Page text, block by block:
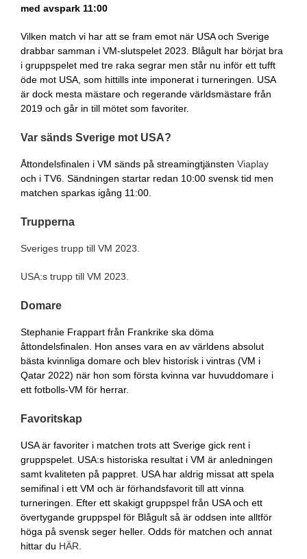
med avspark 11:00
Vilken match vi har att se fram emot när USA och Sverige
drabbar samman i VM-slutspelet 2023. Blågult har börjat bra
i gruppspelet med tre raka segrar men står nu inför ett tufft
öde mot USA, som hittills inte imponerat i turneringen. USA
är dock mesta mästare och regerande världsmästare från
2019 och går in till mötet som favoriter.
Var sänds Sverige mot USA?
Åttondelsfinalen i VM sänds på streamingtjänsten Viaplay
och i TV6. Sändningen startar redan 10:00 svensk tid men
matchen sparkas igång 11:00.
Trupperna
Sveriges trupp till VM 2023.
USA:s trupp till VM 2023.
Domare
Stephanie Frappart från Frankrike ska döma
åttondelsfinalen. Hon anses vara en av världens absolut
bästa kvinnliga domare och blev historisk i vintras (VM i
Qatar 2022) när hon som första kvinna var huvuddomare i
ett fotbolls-VM för herrar.
Favoritskap
USA är favoriter i matchen trots att Sverige gick rent i
gruppspelet. USA:s historiska resultat i VM är anledningen
samt kvaliteten på pappret. USA har aldrig missat att spela
semifinal i ett VM och är förhandsfavorit till att vinna
turneringen. Efter ett skakigt gruppspel från USA och ett
övertygande gruppspel för Blågult så är oddsen inte alltför
höga på svensk seger heller. Odds för matchen och annat
hittar du HÄR.